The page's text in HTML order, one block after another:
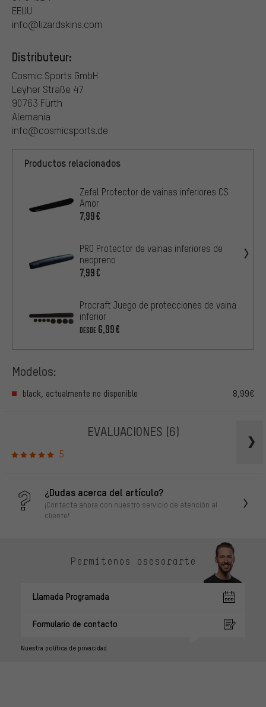
EEUU
info@lizardskins.com
Distributeur:
Cosmic Sports GmbH
Leyher Straße 47
90763 Fürth
Alemania
info@cosmicsports.de
Productos relacionados
Zefal Protector de vainas inferiores CS
Amor
7,99€
PRO Protector de vainas inferiores de
neopreno
7,99€
Procraft Juego de protecciones de vaina
inferior
DESDE 6,99€
Modelos:
black, actualmente no disponible 8,99€
EVALUACIONES (6)
5
¿Dudas acerca del artículo?
¡Contacta ahora con nuestro servicio de atención al
cliente!
Permítenos asesorarte
Llamada Programada
Formulario de contacto
Nuestra política de privacidad